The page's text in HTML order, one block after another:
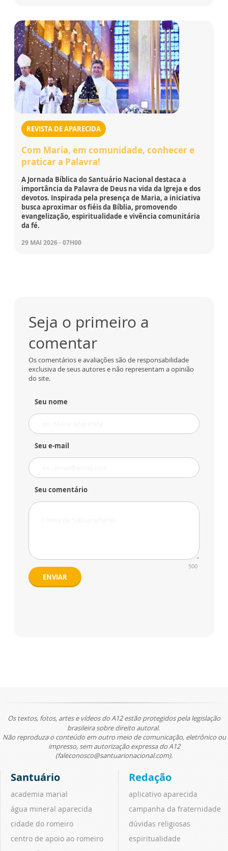
REVISTA DE APARECIDA
Com Maria, em comunidade, conhecer e
praticar a Palavra!
A Jornada Bíblica do Santuário Nacional destaca a
importância da Palavra de Deus na vida da Igreja e dos
devotos. Inspirada pela presença de Maria, a iniciativa
busca aproximar os fiéis da Bíblia, promovendo
evangelização, espiritualidade e vivência comunitária
da fé.
29 MAI 2026 - 07H00
Seja o primeiro a
comentar
Os comentários e avaliações são de responsabilidade
exclusiva de seus autores e não representam a opinião
do site.
Seu nome
Seu e-mail
Seu comentário
500
ENVIAR
Os textos, fotos, artes e vídeos do A12 estão protegidos pela legislação
brasileira sobre direito autoral.
Não reproduza o conteúdo em outro meio de comunicação, eletrônico ou
impresso, sem autorização expressa do A12
(faleconosco@santuarionacional.com).
Santuário
academia marial
água mineral aparecida
cidade do romeiro
centro de apoio ao romeiro
Redação
aplicativo aparecida
campanha da fraternidade
dúvidas religiosas
espiritualidade